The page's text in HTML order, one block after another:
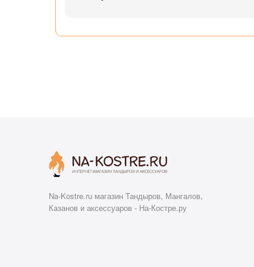
Na-Kostre.ru магазин Тандыров, Мангалов,
Казанов и аксессуаров - На-Костре.ру